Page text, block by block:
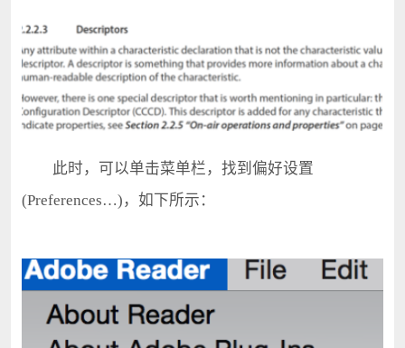
此时，可以单击菜单栏，找到偏好设置
(Preferences…)，如下所示：